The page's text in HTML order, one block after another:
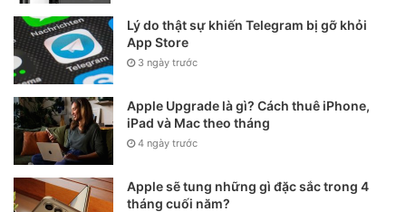
Đến (To)
: Nhập địa chỉ email người nhận.
Chủ đề (Subject): Nhập tiêu đề ngắn gọn cho
email.
Nội dung
: Nhập nội dung thư vào phần bên dưới.
Ngoài người nhận chính, người dùng cũng có thể thêm
CC hoặc BCC nếu cần gửi cho nhiều người cùng lúc.
Lý do thật sự khiến Telegram bị gỡ khỏi
App Store
3 ngày trước
Apple Upgrade là gì? Cách thuê iPhone,
iPad và Mac theo tháng
4 ngày trước
Apple sẽ tung những gì đặc sắc trong 4
tháng cuối năm?